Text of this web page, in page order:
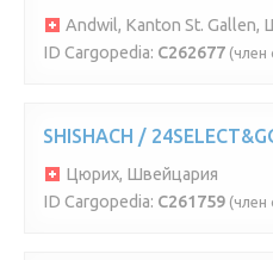
Andwil, Kanton St. Gallen,
ID Cargopedia: C262677 (член
SHISHACH /
Цюрих, Швейцария
ID Cargopedia: C261759 (член